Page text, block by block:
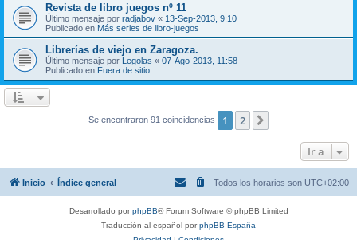
Revista de libro juegos nº 11
Último mensaje por radjabov « 13-Sep-2013, 9:10
Publicado en Más series de libro-juegos
Librerías de viejo en Zaragoza.
Último mensaje por Legolas « 07-Ago-2013, 11:58
Publicado en Fuera de sitio
Se encontraron 91 coincidencias 1 2
Ir a
Inicio Índice general Todos los horarios son UTC+02:00
Desarrollado porphpBB® Forum Software © phpBB Limited
Traducción al español porphpBB España